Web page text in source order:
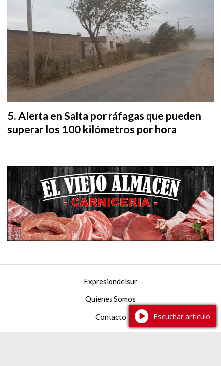
Alerta en Salta por ráfagas que pueden
superar los 100 kilómetros por hora
Expresiondelsur
Quienes Somos
Contacto
Escuchar artículo